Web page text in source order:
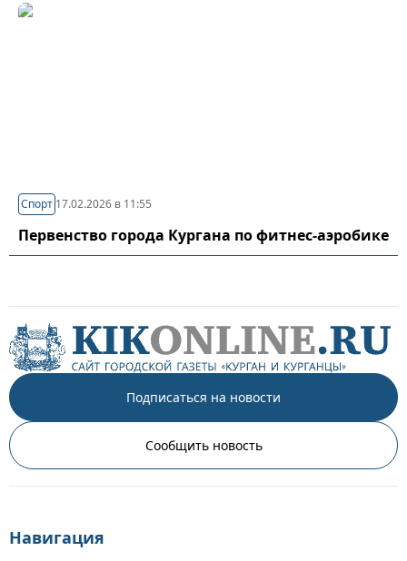
Спорт 17.02.2026 в 11:55
Первенство города Кургана по фитнес-аэробике
Подписаться на новости
Сообщить новость
Навигация